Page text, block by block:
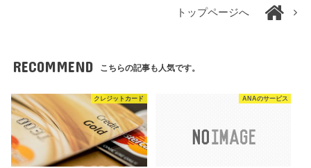
トップページへ
RECOMMEND こちらの記事も人気です。
クレジットカード ANAのサービス